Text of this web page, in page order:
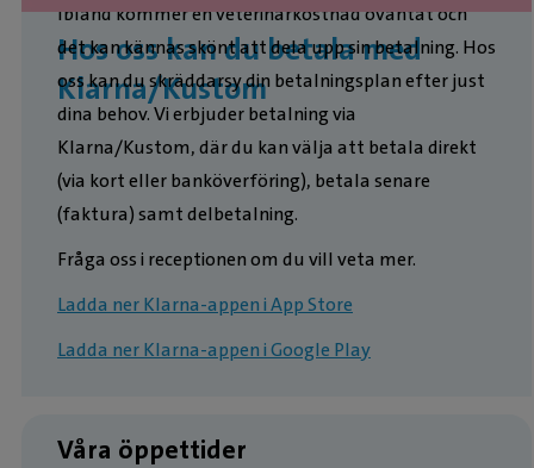
Hos oss kan du betala med
Klarna/Kustom
Ibland kommer en veterinärkostnad oväntat och
det kan kännas skönt att dela upp sin betalning. Hos
oss kan du skräddarsy din betalningsplan efter just
dina behov. Vi erbjuder betalning via
Klarna/Kustom, där du kan välja att betala direkt
(via kort eller banköverföring), betala senare
(faktura) samt delbetalning.
Fråga oss i receptionen om du vill veta mer.
Ladda ner Klarna-appen i App Store
Ladda ner Klarna-appen i Google Play
Våra öppettider